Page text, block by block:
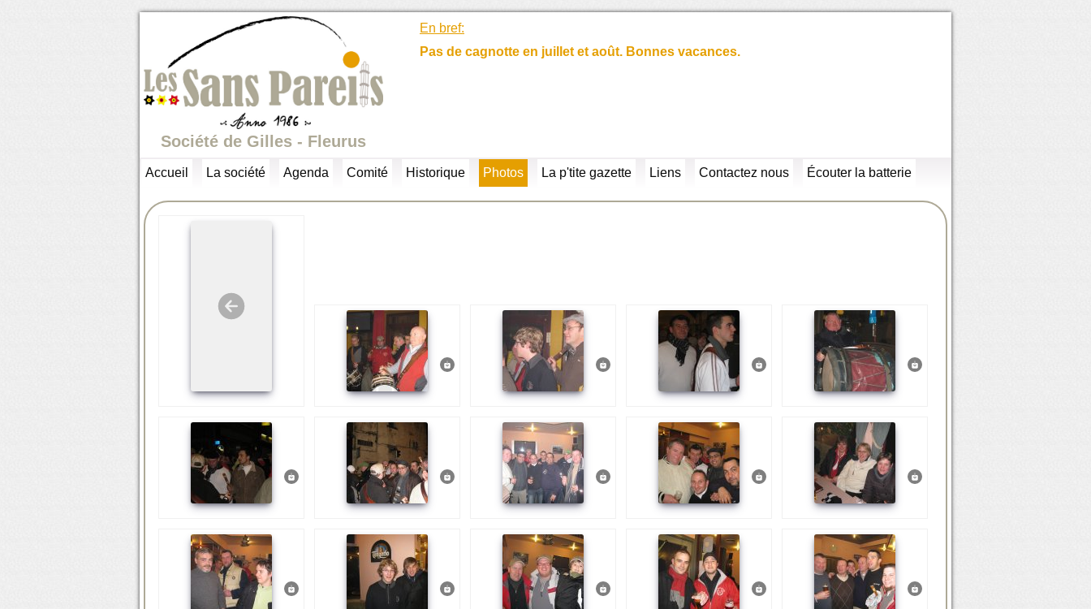
Société de Gilles - Fleurus
En bref:
Pas de cagnotte en juillet et août. Bonnes vacances.
Accueil La société Agenda Comité Historique Photos La p'tite gazette Liens Contactez nous Écouter la batterie